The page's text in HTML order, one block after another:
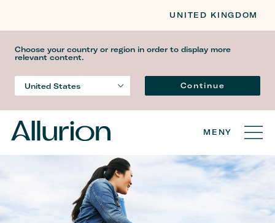
UNITED KINGDOM
Choose your country or region in order to display more
relevant content.
United States Continue
MENY